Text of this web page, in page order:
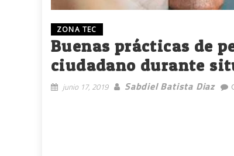
ZONA TEC
Buenas prácticas de
ciudadano durante
junio 17, 2019 Sabdiel Batista Diaz